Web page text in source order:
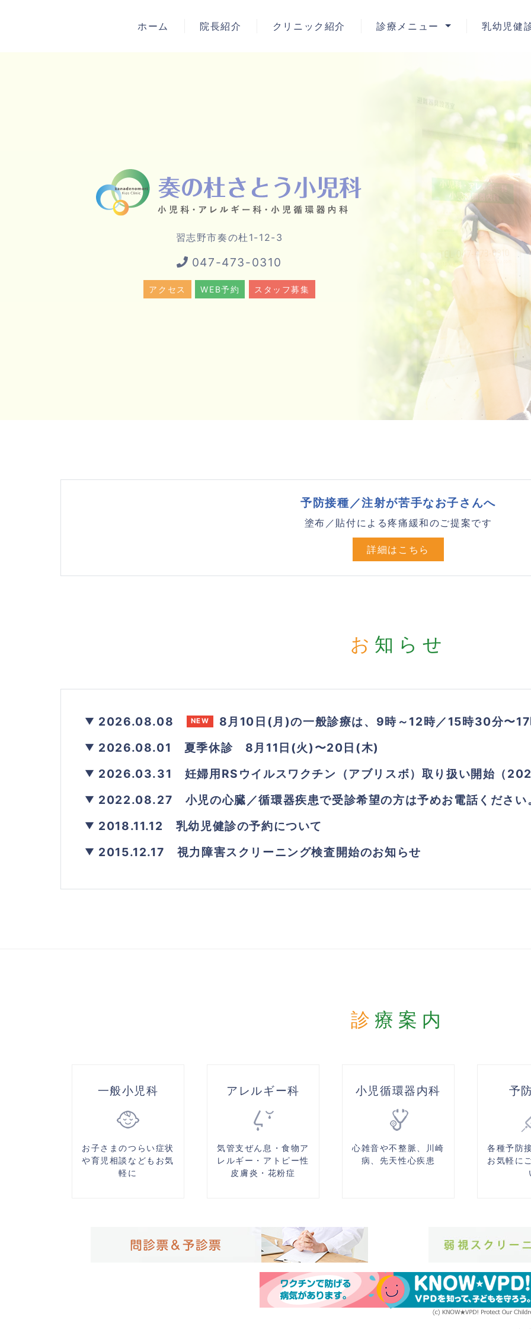
ホーム 院長紹介 クリニック紹介 診療メニュー 乳幼児健
習志野市奏の杜1-12-3
047-473-0310
アクセス WEB予約 スタッフ募集
習志野市奏の杜1-12-3
047-473-0310
アクセス WEB予約 スタッフ募集
予防接種／注射が苦手なお子さんへ
塗布／貼付による疼痛緩和のご提案です
詳細はこちら
お知らせ
2026.08.08 NEW
8月10日(月)の一般診療は、9時～12時／15時30分〜
2026.08.01
夏季休診 8月11日(火)〜20日(木)
2026.03.31
妊婦用RSウイルスワクチン（アブリスボ）取り扱い開始（
2022.08.27
小児の心臓／循環器疾患で受診希望の方は予めお電話ください
2018.11.12
乳幼児健診の予約について
2015.12.17
視力障害スクリーニング検査開始のお知らせ
診療案内
一般小児科
お子さまのつらい症状
や育児相談などもお気
軽に
アレルギー科
気管支ぜん息・食物ア
レルギー・アトピー性
皮膚炎・花粉症
小児循環器内科
心雑音や不整脈、川崎
病、先天性心疾患
予
各種予防
お気軽に